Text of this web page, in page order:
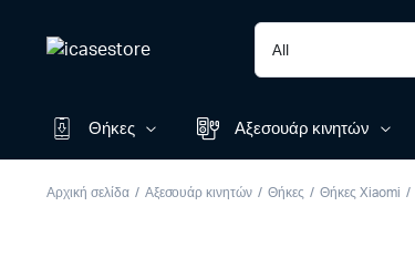
Θήκες Αξεσουάρ κινητών
Αρχική σελίδα Αξεσουάρ κινητών Θήκες Θήκες Xiaomi